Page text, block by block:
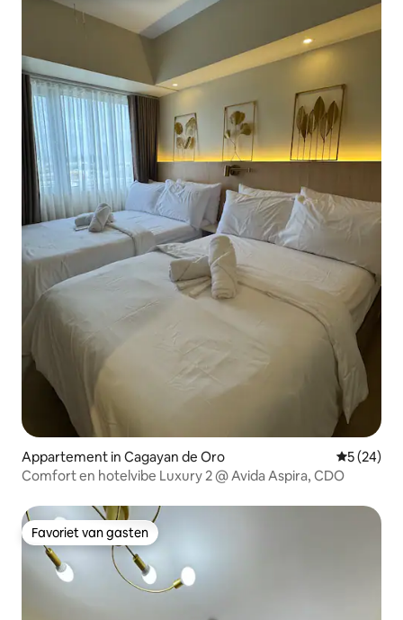
Appartement in Cagayan de Oro
5 (24)
Comfort en hotelvibe Luxury 2 @ Avida Aspira, CDO
Favoriet van gasten
Favoriet van gasten